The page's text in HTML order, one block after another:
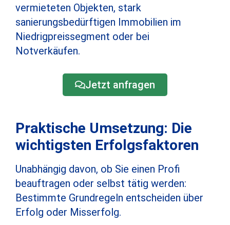
vermieteten Objekten, stark
sanierungsbedürftigen Immobilien im
Niedrigpreissegment oder bei
Notverkäufen.
Jetzt anfragen
Praktische Umsetzung: Die
wichtigsten Erfolgsfaktoren
Unabhängig davon, ob Sie einen Profi
beauftragen oder selbst tätig werden:
Bestimmte Grundregeln entscheiden über
Erfolg oder Misserfolg.